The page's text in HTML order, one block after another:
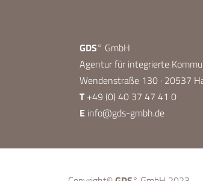
GDS° GmbH
Agentur für integrierte
Wendenstraße 130 · 20537
T+49 (0) 40 37 47 41 0
E info@gds-gmbh.de